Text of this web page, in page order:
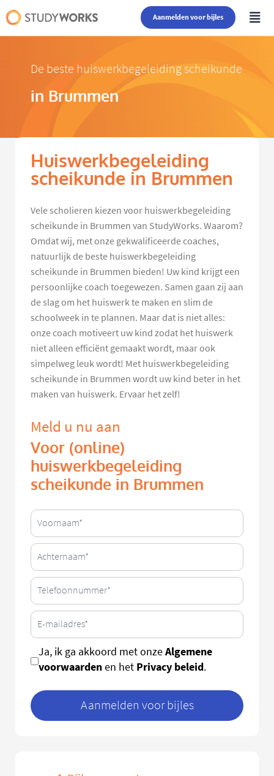
Aanmelden voor bijles
De beste huiswerkbegeleiding scheikunde
in Brummen
Huiswerkbegeleiding
scheikunde in Brummen
Vele scholieren kiezen voor huiswerkbegeleiding
scheikunde in Brummen van StudyWorks. Waarom?
Omdat wij, met onze gekwalificeerde coaches,
natuurlijk de beste huiswerkbegeleiding
scheikunde in Brummen bieden! Uw kind krijgt een
persoonlijke coach toegewezen. Samen gaan zij aan
de slag om het huiswerk te maken en slim de
schoolweek in te plannen. Maar dat is niet alles:
onze coach motiveert uw kind zodat het huiswerk
niet alleen efficiënt gemaakt wordt, maar ook
simpelweg leuk wordt! Met huiswerkbegeleiding
scheikunde in Brummen wordt uw kind beter in het
maken van huiswerk. Ervaar het zelf!
Meld u nu aan
Voor (online)
huiswerkbegeleiding
scheikunde in Brummen
Ja, ik ga akkoord met onzeAlgemene
voorwaardenen het Privacy beleid.
Aanmelden voor bijles